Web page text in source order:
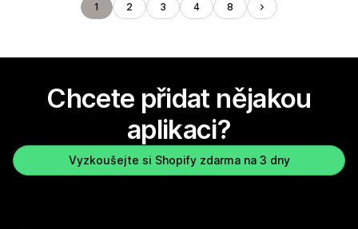
1 2 3 4 8
Chcete přidat nějakou
aplikaci?
Vyzkoušejte si Shopify zdarma na 3 dny